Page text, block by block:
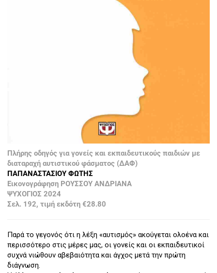
Πλήρης οδηγός για γονείς και εκπαιδευτικούς παιδιών με
διαταραχή αυτιστικού φάσματος (ΔΑΦ)
ΠΑΠΑΝΑΣΤΑΣΙΟΥ ΦΩΤΗΣ
Εικονογράφηση ΡΟΥΣΣΟΥ ΑΝΔΡΙΑΝΑ
ΨΥΧΟΓΙΟΣ 2024
Σελ. 192, τιμή εκδότη €28.80
Παρά το γεγονός ότι η λέξη «αυτισμός» ακούγεται ολοένα και
περισσότερο στις μέρες μας, οι γονείς και οι εκπαιδευτικοί
συχνά νιώθουν αβεβαιότητα και άγχος μετά την πρώτη
διάγνωση.